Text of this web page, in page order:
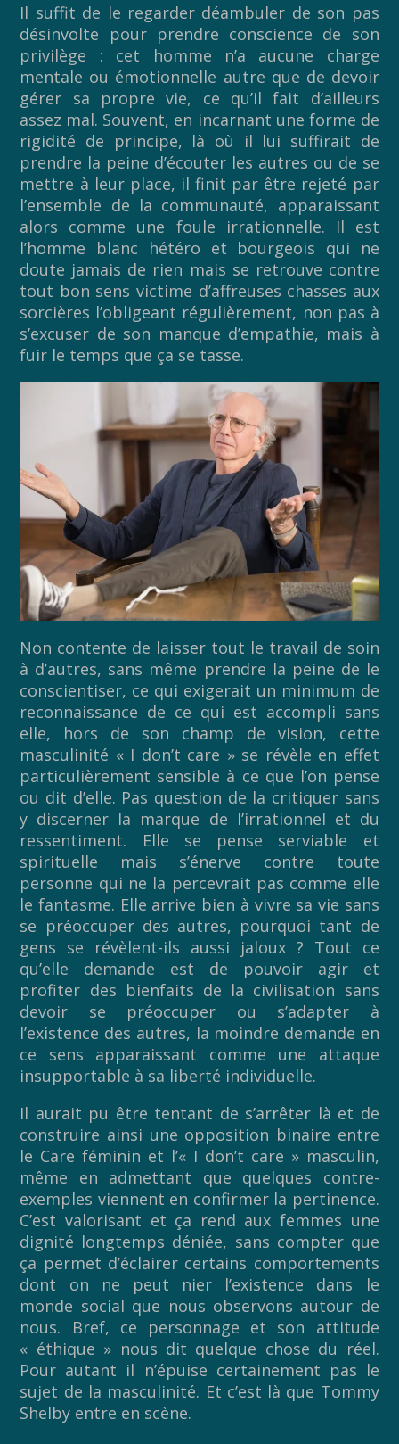
Il suffit de le regarder déambuler de son pas
désinvolte pour prendre conscience de son
privilège : cet homme n’a aucune charge
mentale ou émotionnelle autre que de devoir
gérer sa propre vie, ce qu’il fait d’ailleurs
assez mal. Souvent, en incarnant une forme de
rigidité de principe, là où il lui suffirait de
prendre la peine d’écouter les autres ou de se
mettre à leur place, il finit par être rejeté par
l’ensemble de la communauté, apparaissant
alors comme une foule irrationnelle. Il est
l’homme blanc hétéro et bourgeois qui ne
doute jamais de rien mais se retrouve contre
tout bon sens victime d’affreuses chasses aux
sorcières l’obligeant régulièrement, non pas à
s’excuser de son manque d’empathie, mais à
fuir le temps que ça se tasse.
Non contente de laisser tout le travail de soin
à d’autres, sans même prendre la peine de le
conscientiser, ce qui exigerait un minimum de
reconnaissance de ce qui est accompli sans
elle, hors de son champ de vision, cette
masculinité « I don’t care » se révèle en effet
particulièrement sensible à ce que l’on pense
ou dit d’elle. Pas question de la critiquer sans
y discerner la marque de l’irrationnel et du
ressentiment. Elle se pense serviable et
spirituelle mais s’énerve contre toute
personne qui ne la percevrait pas comme elle
le fantasme. Elle arrive bien à vivre sa vie sans
se préoccuper des autres, pourquoi tant de
gens se révèlent-ils aussi jaloux ? Tout ce
qu’elle demande est de pouvoir agir et
profiter des bienfaits de la civilisation sans
devoir se préoccuper ou s’adapter à
l’existence des autres, la moindre demande en
ce sens apparaissant comme une attaque
insupportable à sa liberté individuelle.
Il aurait pu être tentant de s’arrêter là et de
construire ainsi une opposition binaire entre
le Care féminin et l’« I don’t care » masculin,
même en admettant que quelques contre-
exemples viennent en confirmer la pertinence.
C’est valorisant et ça rend aux femmes une
dignité longtemps déniée, sans compter que
ça permet d’éclairer certains comportements
dont on ne peut nier l’existence dans le
monde social que nous observons autour de
nous. Bref, ce personnage et son attitude
« éthique » nous dit quelque chose du réel.
Pour autant il n’épuise certainement pas le
sujet de la masculinité. Et c’est là que Tommy
Shelby entre en scène.